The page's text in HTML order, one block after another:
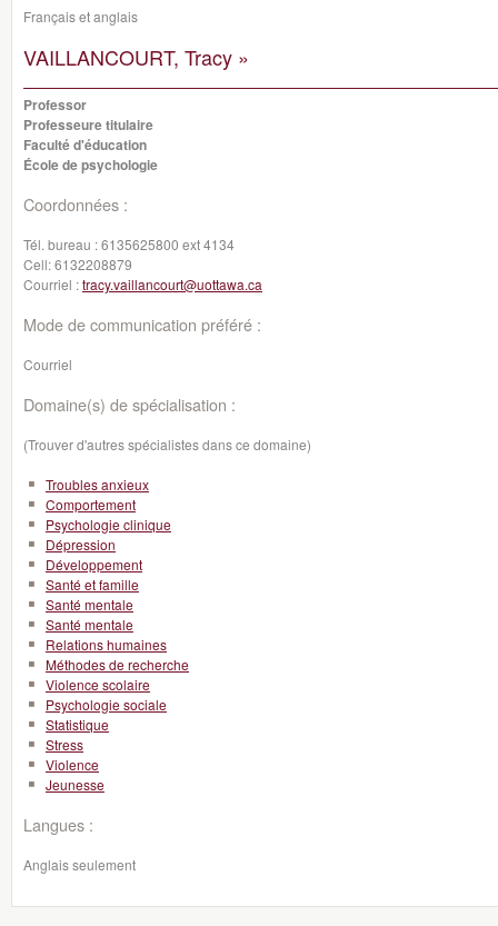
Français et anglais
VAILLANCOURT, Tracy »
Professor
Professeure titulaire
Faculté d'éducation
École de psychologie
Coordonnées :
Tél. bureau :6135625800 ext 4134
Cell:6132208879
Courriel :tracy.vaillancourt@uottawa.ca
Mode de communication préféré :
Courriel
Domaine(s) de spécialisation :
(Trouver d'autres spécialistes dans ce domaine)
Troubles anxieux
Comportement
Psychologie clinique
Dépression
Développement
Santé et famille
Santé mentale
Santé mentale
Relations humaines
Méthodes de recherche
Violence scolaire
Psychologie sociale
Statistique
Stress
Violence
Jeunesse
Langues :
Anglais seulement